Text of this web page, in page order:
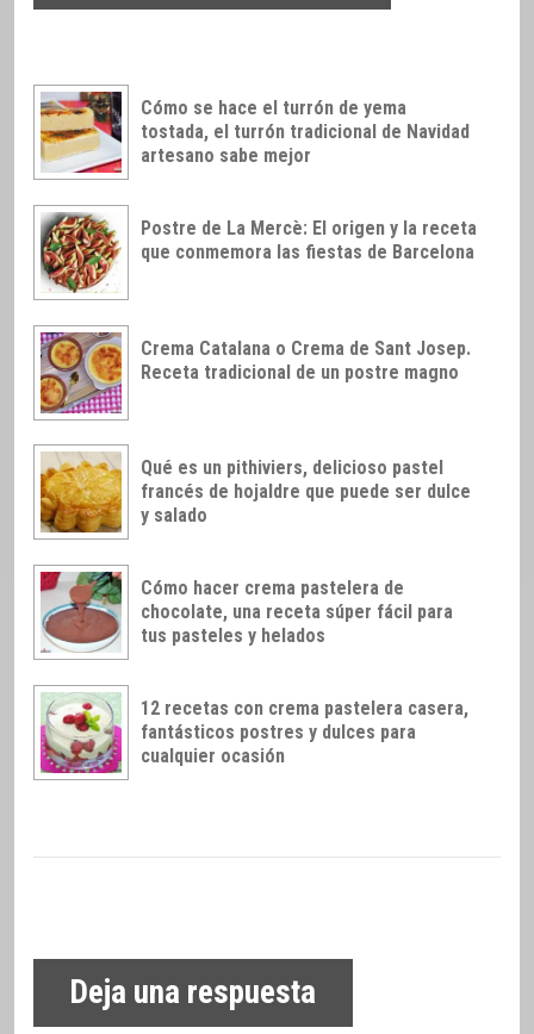
Cómo se hace el turrón de yema
tostada, el turrón tradicional de Navidad
artesano sabe mejor
Postre de La Mercè: El origen y la receta
que conmemora las fiestas de Barcelona
Crema Catalana o Crema de Sant Josep.
Receta tradicional de un postre magno
Qué es un pithiviers, delicioso pastel
francés de hojaldre que puede ser dulce
y salado
Cómo hacer crema pastelera de
chocolate, una receta súper fácil para
tus pasteles y helados
12 recetas con crema pastelera casera,
fantásticos postres y dulces para
cualquier ocasión
Deja una respuesta